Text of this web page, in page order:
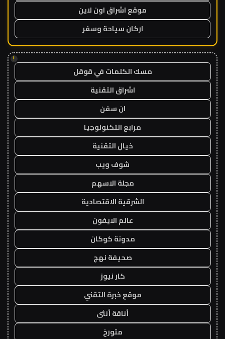
موقع اشراق اون لاين
اركان سياحة وسفر
!
مسك الكلمات في قوقل
اشراق التقنية
ان سفن
مرابع التكنولوجيا
خيال التقنية
شوف ويب
مجلة الاسهم
الشرقية الاقتصادية
عالم الايفون
مدونة كوكان
صحيفة نهج
كار نيوز
موقع خبرة التقني
أناقة أنثى
متورخ